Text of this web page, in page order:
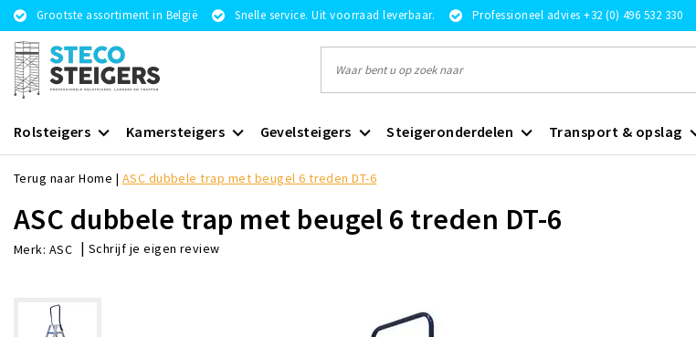
Grootste assortiment in België Snelle service. Uit voorraad leverbaar. Professioneel advies +32 (0) 496 532 330
Rolsteigers Kamersteigers Gevelsteigers Steigeronderdelen Transport & opslag
Terug naar Home | ASC dubbele trap met beugel 6 treden DT-6
ASC dubbele trap met beugel 6 treden DT-6
Merk: ASC | Schrijf je eigen review